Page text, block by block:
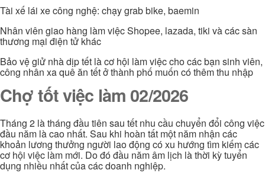
Tài xế lái xe công nghệ: chạy grab bike, baemin
Nhân viên giao hàng làm việc Shopee, lazada, tiki và các sàn
thương mại điện tử khác
Bảo vệ giử nhà dịp tết là cơ hội làm việc cho các bạn sinh viên,
công nhân xa quê ăn tết ở thành phố muốn có thêm thu nhập
Chợ tốt việc làm 02/2026
Tháng 2 là tháng đầu tiên sau tết nhu cầu chuyển đổi công việc
đầu năm là cao nhất. Sau khi hoàn tất một năm nhận các
khoản lương thưởng người lao động có xu hướng tìm kiếm các
cơ hội việc làm mới. Do đó đầu năm âm lịch là thời kỳ tuyển
dụng nhiều nhất của các doanh nghiệp.